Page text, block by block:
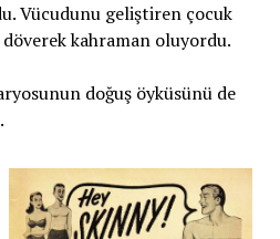
Vücudunu geliştiren çocuk
kahraman oluyordu.
doğuş öyküsünü de